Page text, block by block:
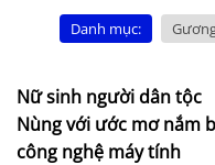
Danh mục:
Nữ sinh người dân tộc
Nùng với ước mơ nắm
công nghệ máy tính